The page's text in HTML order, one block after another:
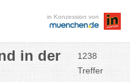
in Konzession von
in der
1238
Treffer